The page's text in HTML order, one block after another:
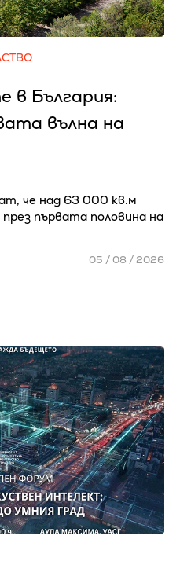
в България:
вълна на
че над 63 000 кв.м
първата половина на
05 / 08 / 2026